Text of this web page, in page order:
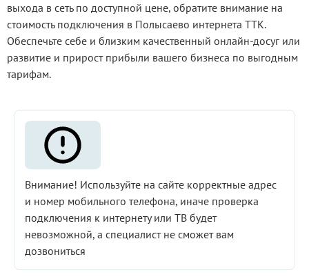
выхода в сеть по доступной цене, обратите внимание на
стоимость подключения в Полысаево интернета ТТК.
Обеспечьте себе и близким качественный онлайн-досуг или
развитие и прирост прибыли вашего бизнеса по выгодным
тарифам.
Внимание! Используйте на сайте корректные адрес
и номер мобильного телефона, иначе проверка
подключения к интернету или ТВ будет
невозможной, а специалист не сможет вам
дозвониться